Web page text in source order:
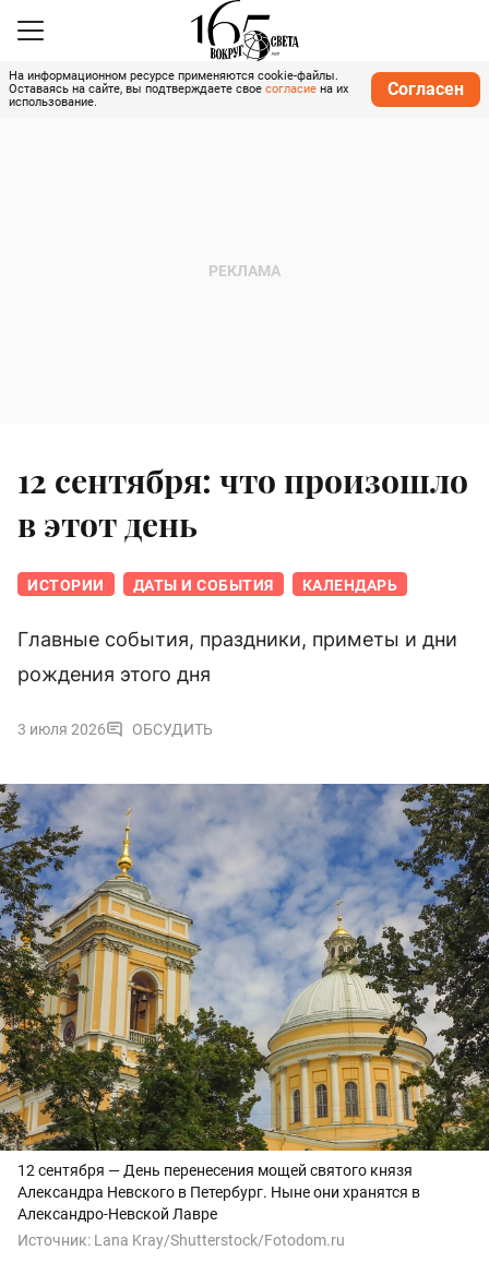
На информационном ресурсе применяются cookie-файлы.
Оставаясь на сайте, вы подтверждаете свое согласие на их
использование.
Согласен
12 сентября: что произошло
в этот день
ИСТОРИИ ДАТЫ И СОБЫТИЯ КАЛЕНДАРЬ
Главные события, праздники, приметы и дни
рождения этого дня
3 июля 2026 ОБСУДИТЬ
12 сентября — День перенесения мощей святого князя
Александра Невского в Петербург. Ныне они хранятся в
Александро-Невской Лавре
Источник: Lana Kray/Shutterstock/Fotodom.ru